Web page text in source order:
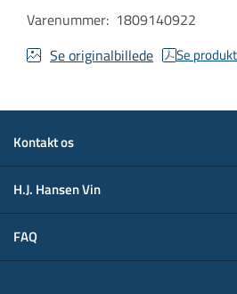
Varenummer: 1809140922
Se originalbillede
Se
Kontakt os
H.J. Hansen Vin
FAQ